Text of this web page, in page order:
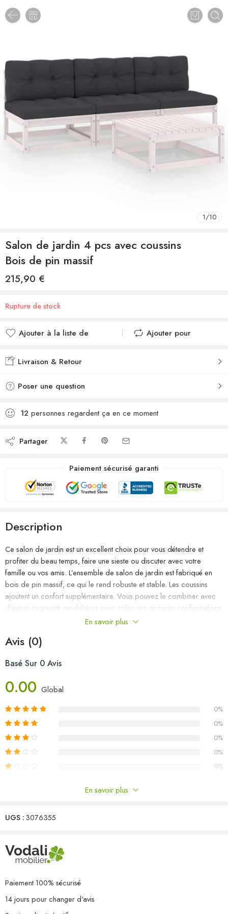
1/10
Salon de jardin 4 pcs avec coussins
Bois de pin massif
215,90 €
Rupture de stock
Ajouter à la liste de
Ajouté à la liste de
Ajouter pour
Livraison & Retour
Poser une question
12 personnes regardent ça en ce moment
Partager
Paiement sécurisé garanti
Description
Ce salon de jardin est un excellent choix pour vous détendre et
profiter du beau temps, faire une sieste ou discuter avec votre
famille ou vos amis. L’ensemble de salon de jardin est fabriqué en
bois de pin massif, ce qui le rend robuste et stable. Les coussins
ajoutent un confort supplémentaire. Vous pouvez le combiner avec
d’autres segments modulaires pour créer vos propres configurations
de salon de jardin ! Remarque : afin de prolonger la durée de vie
avec une housse imperméable.
Couleur : Blanc
Matériau : bois de pin massif, tissu (100 % polyester)
Dimensions de la table : 70 x 70 x 30 cm (l x P x H)
Dimensions du coussin de siège : 70 x 70 x 8 cm (L x l x é)
Dimensions du coussin de dossier : 70 x 40 x 8 cm (L x l x é)
L’assemblage est requis
Capacité de charge maximale (par siège) : 110 kg
3 x coussin de dossier
En savoir plus
Avis (0)
Basé Sur 0 Avis
0.00 Global
0%
0%
0%
0%
0%
Il n'y a pas encore de critiques.
En savoir plus
UGS :3076355
Paiement 100% sécurisé
14 jours pour changer d'avis